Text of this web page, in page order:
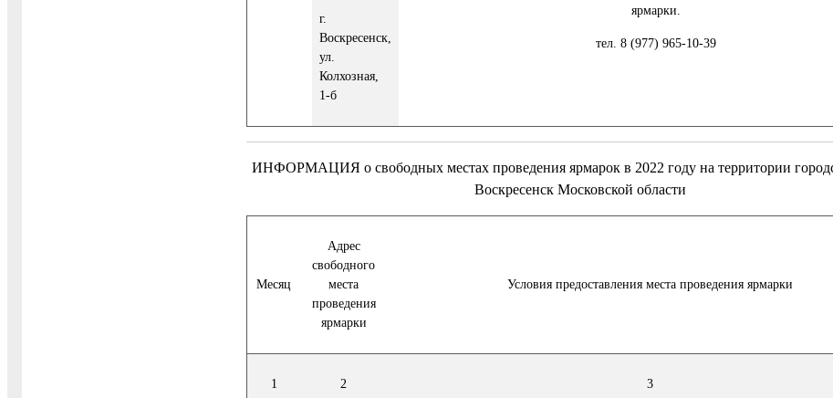
ярмарки.
тел. 8 (977) 965-10-39
г.
Воскресенск,
ул.
Колхозная,
1-б
ИНФОРМАЦИЯ о свободных местах проведения ярмарок в 2022 году на территории
Воскресенск Московской области
Месяц
Адрес
свободного
места
проведения
ярмарки
Условия предоставления места проведения ярмарки
1 2 3